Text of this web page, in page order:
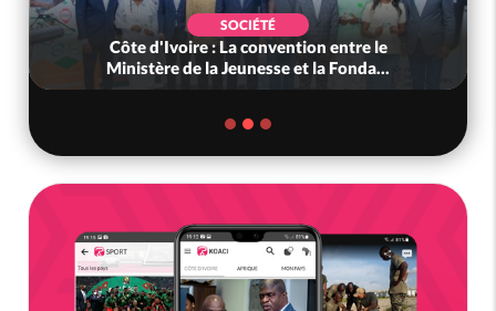
SOCIÉTÉ
Côte d'Ivoire : La convention entre le
Ministère de la Jeunesse et la Fonda...